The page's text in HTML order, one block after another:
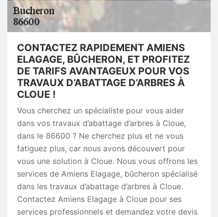
CONTACTEZ RAPIDEMENT AMIENS
ELAGAGE, BÛCHERON, ET PROFITEZ
DE TARIFS AVANTAGEUX POUR VOS
TRAVAUX D’ABATTAGE D’ARBRES À
CLOUE !
Vous cherchez un spécialiste pour vous aider
dans vos travaux d’abattage d’arbres à Cloue,
dans le 86600 ? Ne cherchez plus et ne vous
fatiguez plus, car nous avons découvert pour
vous une solution à Cloue. Nous vous offrons les
services de Amiens Elagage, bûcheron spécialisé
dans les travaux d’abattage d’arbres à Cloue.
Contactez Amiens Elagage à Cloue pour ses
services professionnels et demandez votre devis